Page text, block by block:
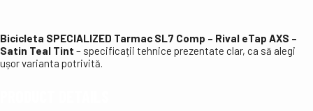
Bicicleta SPECIALIZED Tarmac SL7 Comp – Rival eTap AXS –
Satin Teal Tint – specificații tehnice prezentate clar, ca să alegi
ușor varianta potrivită.